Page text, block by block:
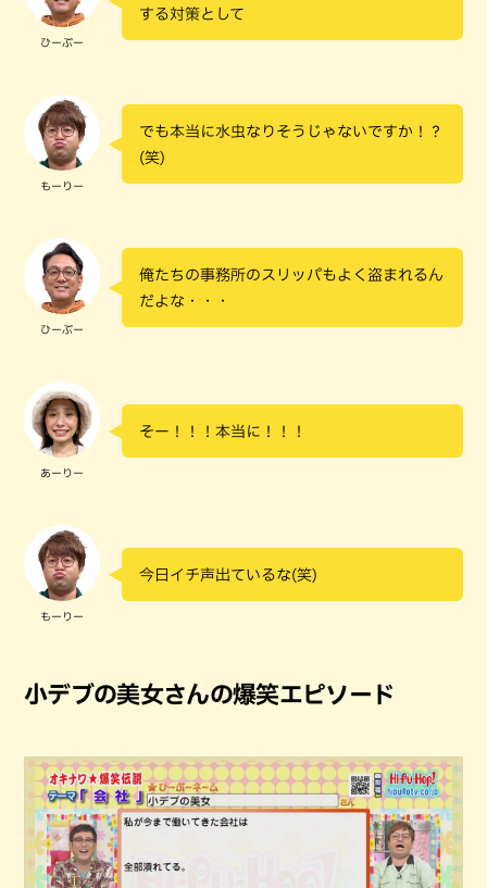
ひーぷー
する対策として
もーりー
でも本当に水虫なりそうじゃないですか！？
(笑)
ひーぷー
俺たちの事務所のスリッパもよく盗まれるん
だよな・・・
あーりー
そー！！！本当に！！！
もーりー
今日イチ声出ているな(笑)
小デブの美女さんの爆笑エピソード